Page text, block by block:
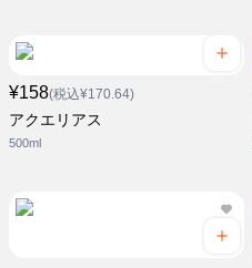
¥158(税込¥170.64)
アクエリアス
500ml